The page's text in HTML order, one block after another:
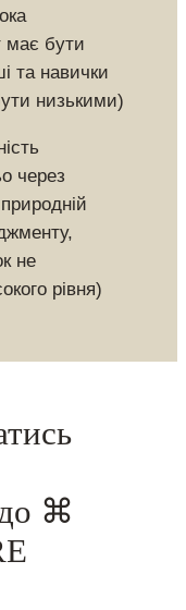
має бути
та навички
низькими)
через
не
рівня)
⌘